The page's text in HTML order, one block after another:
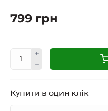
799 грн
Купити в один клік